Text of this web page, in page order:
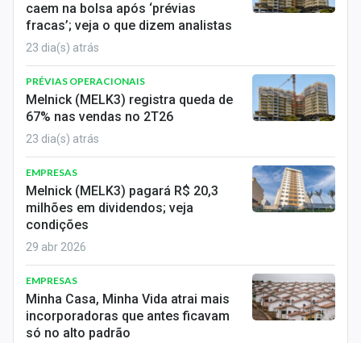
Empresas
Brasil
Política
Colunas
Especiais
Internacional
Marketing
Tecnologia
Conteúdo de Marca
caem na bolsa após ‘prévias
fracas’; veja o que dizem analistas
23 dia(s) atrás
PRÉVIAS OPERACIONAIS
Melnick (MELK3) registra queda de
67% nas vendas no 2T26
23 dia(s) atrás
EMPRESAS
Melnick (MELK3) pagará R$ 20,3
milhões em dividendos; veja
condições
29 abr 2026
EMPRESAS
Minha Casa, Minha Vida atrai mais
incorporadoras que antes ficavam
só no alto padrão